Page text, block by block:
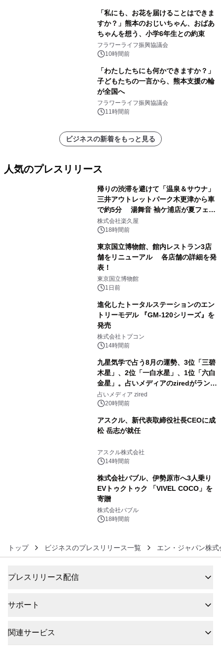
「私にも、お花を届けることはできま
すか？」熊本のおじいちゃん、おばあ
ちゃんを想う、小学6年生との約束
フラワーライフ振興協議会
10時間前
「わたしたちにも何かできますか？」
子どもたちの一言から、熊本支援の輪
が全国へ
フラワーライフ振興協議会
11時間前
ビジネスの新着をもっと見る
人気のプレスリリース
帰りの渋滞を避けて「温泉＆サウナ」
三井アウトレットパーク木更津から車
で約5分 湯舞音 袖ケ浦店が夏フェア
メニューを提供
株式会社楽久屋
18時間前
東京国立博物館、館内レストラン3店
舗をリニューアル 各店舗の詳細を発
表！
東京国立博物館
1日前
進化したトータルステーションのエン
トリーモデル 『GM-120シリーズ』を
発売
株式会社トプコン
14時間前
九星気学で占う8月の運勢、3位「三碧
木星」、2位「一白水星」、1位「六白
金星」。占いメディアのziredがランキ
ングを発表
占いメディア zired
20時間前
アスクル、新代表取締役社長CEOに成
松 岳志が就任
アスクル株式会社
14時間前
株式会社バブル、伊勢原市へ3人乗り
EVトゥクトゥク 「VIVEL COCO」を
寄贈
株式会社バブル
18時間前
トップ ビジネスのプレスリリース一覧 エン・ジャパン株式
プレスリリース配信
サポート
関連サービス